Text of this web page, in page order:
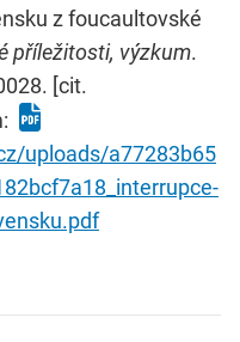
z foucaultovské
příležitosti, výzkum.
[cit.
uploads/a77283b65